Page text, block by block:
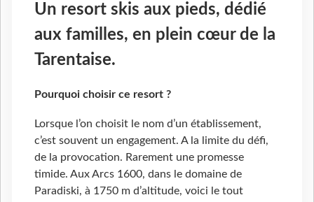
Un resort skis aux pieds, dédié
aux familles, en plein cœur de la
Tarentaise.
Pourquoi choisir ce resort ?
Lorsque l’on choisit le nom d’un établissement,
c’est souvent un engagement. A la limite du défi,
de la provocation. Rarement une promesse
timide. Aux Arcs 1600, dans le domaine de
Paradiski, à 1750 m d’altitude, voici le tout